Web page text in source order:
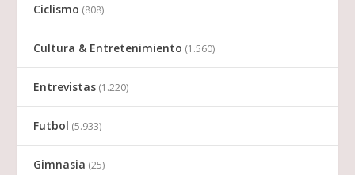
Ciclismo (808)
Cultura & Entretenimiento (1.560)
Entrevistas (1.220)
Futbol (5.933)
Gimnasia (25)